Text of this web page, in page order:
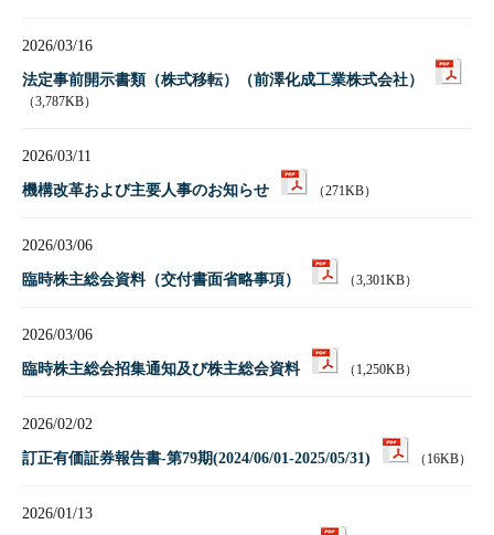
2026/03/16
法定事前開示書類（株式移転）（前澤化成工業株式会社）
（3,787KB）
2026/03/11
機構改革および主要人事のお知らせ （271KB）
2026/03/06
臨時株主総会資料（交付書面省略事項） （3,301KB）
2026/03/06
臨時株主総会招集通知及び株主総会資料 （1,250KB）
2026/02/02
訂正有価証券報告書-第79期(2024/06/01-2025/05/31) （16KB）
2026/01/13